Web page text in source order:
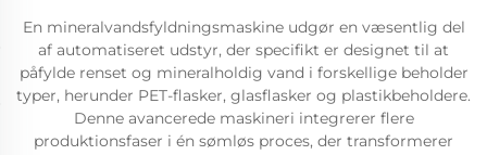
En mineralvandsfyldningsmaskine udgør en væsentlig del
af automatiseret udstyr, der specifikt er designet til at
påfylde renset og mineralholdig vand i forskellige beholder
typer, herunder PET-flasker, glasflasker og plastikbeholdere.
Denne avancerede maskineri integrerer flere
produktionsfaser i én sømløs proces, der transformerer